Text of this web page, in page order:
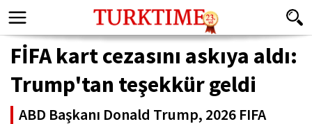
FİFA kart cezasını askıya aldı:
Trump'tan teşekkür geldi
ABD Başkanı Donald Trump, 2026 FIFA